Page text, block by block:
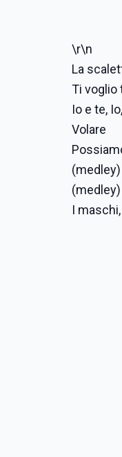
\r\n
La
Ti voglio
Io e te,
Volare
I